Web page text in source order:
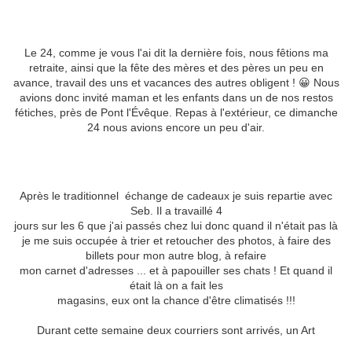
Le 24, comme je vous l'ai dit la dernière fois, nous fêtions ma
retraite, ainsi que la fête des mères et des pères un peu en
avance, travail des uns et vacances des autres obligent ! 😀 Nous
avions donc invité maman et les enfants dans un de nos restos
fétiches, près de Pont l'Évêque. Repas à l'extérieur, ce dimanche
24 nous avions encore un peu d'air.
Après le traditionnel échange de cadeaux je suis repartie avec
Seb. Il a travaillé 4
jours sur les 6 que j'ai passés chez lui donc quand il n'était pas là
je me suis occupée à trier et retoucher des photos, à faire des
billets pour mon autre blog, à refaire
mon carnet d'adresses ... et à papouiller ses chats ! Et quand il
était là on a fait les
magasins, eux ont la chance d'être climatisés !!!
Durant cette semaine deux courriers sont arrivés, un Art